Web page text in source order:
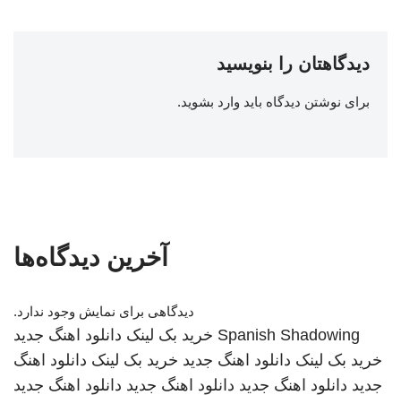
دیدگاهتان را بنویسید
برای نوشتن دیدگاه باید وارد بشوید.
آخرین دیدگاه‌ها
دیدگاهی برای نمایش وجود ندارد.
Spanish Shadowing خرید بک لینک دانلود اهنگ جدید
خرید بک لینک دانلود اهنگ جدید خرید بک لینک دانلود اهنگ
جدید دانلود اهنگ جدید دانلود اهنگ جدید دانلود اهنگ جدید